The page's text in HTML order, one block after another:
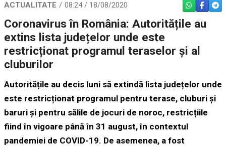
ACTUALITATE 08:24 / 18/08/2020 WHATSAPP
Coronavirus în România: Autoritățile au
extins lista județelor unde este
restricționat programul teraselor și al
cluburilor
Autoritățile au decis luni să extindă lista județelor unde
este restricționat programul pentru terase, cluburi și
baruri și pentru sălile de jocuri de noroc, restricțiile
fiind în vigoare până în 31 august, în contextul
pandemiei de COVID-19. De asemenea, a fost